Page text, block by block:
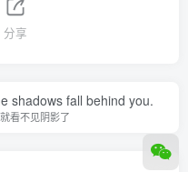
分享
shadows fall behind you.
看不见阴影了